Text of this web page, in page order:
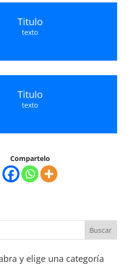
Titulo
texto
Titulo
texto
Compartelo
y elige una categoría